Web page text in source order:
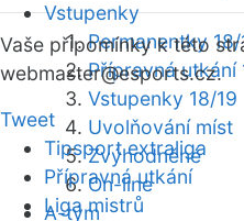
Vstupenky
Permanentky 18/
Přípravná utkání
Vstupenky 18/19
Uvolňování míst
Zvýhodněné
On-line
A-tým
Vaše připomínky k této
webmaster@esports.cz.
Tweet
Tipsport extraliga
Přípravná utkání
Liga mistrů